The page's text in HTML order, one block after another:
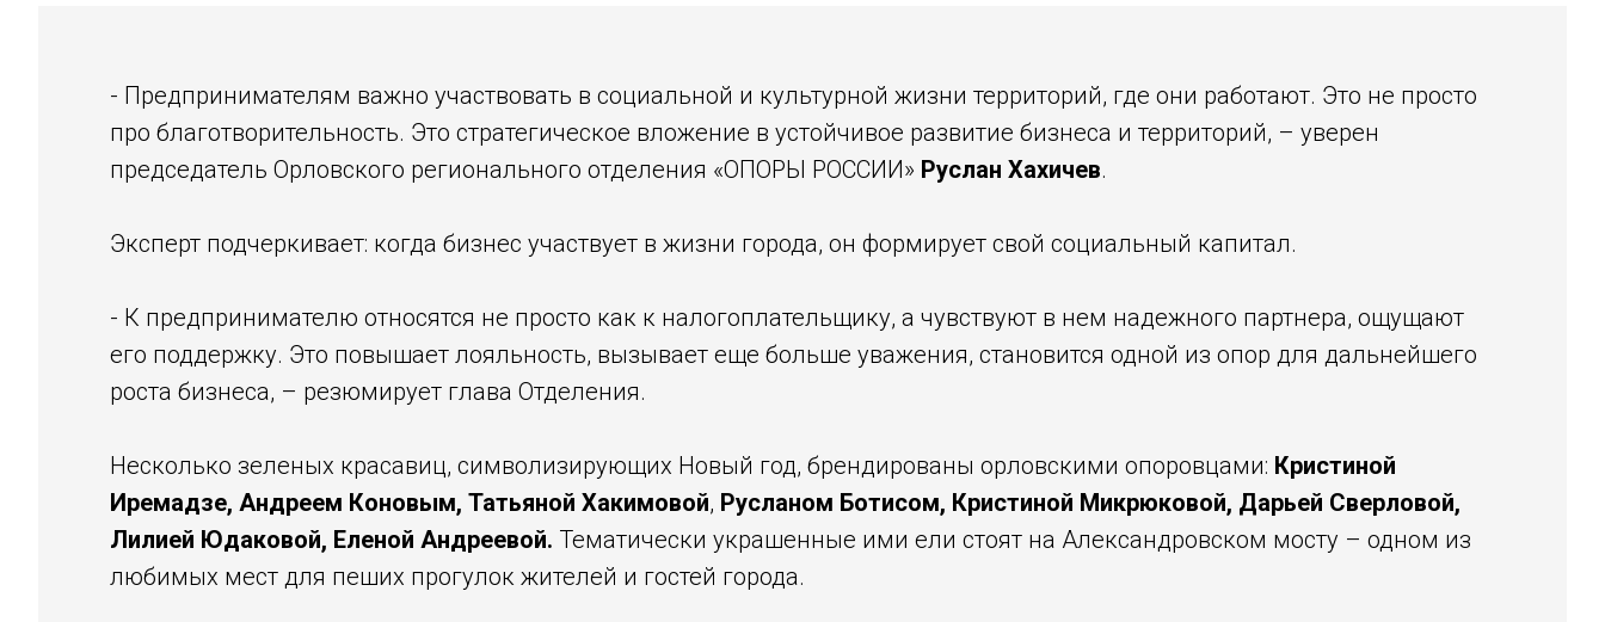
- Предпринимателям важно участвовать в социальной и культурной жизни территорий, где они работают. Это не просто
про благотворительность. Это стратегическое вложение в устойчивое развитие бизнеса и территорий, – уверен
председатель Орловского регионального отделения «ОПОРЫ РОССИИ» Руслан Хахичев.
Эксперт подчеркивает: когда бизнес участвует в жизни города, он формирует свой социальный капитал.
- К предпринимателю относятся не просто как к налогоплательщику, а чувствуют в нем надежного партнера, ощущают
его поддержку. Это повышает лояльность, вызывает еще больше уважения, становится одной из опор для дальнейшего
роста бизнеса, – резюмирует глава Отделения.
Несколько зеленых красавиц, символизирующих Новый год, брендированы орловскими опоровцами: Кристиной
Иремадзе, Андреем Коновым, Татьяной Хакимовой, Русланом Ботисом, Кристиной Микрюковой, Дарьей Сверловой,
Лилией Юдаковой, Еленой Андреевой. Тематически украшенные ими ели стоят на Александровском мосту – одном из
любимых мест для пеших прогулок жителей и гостей города.